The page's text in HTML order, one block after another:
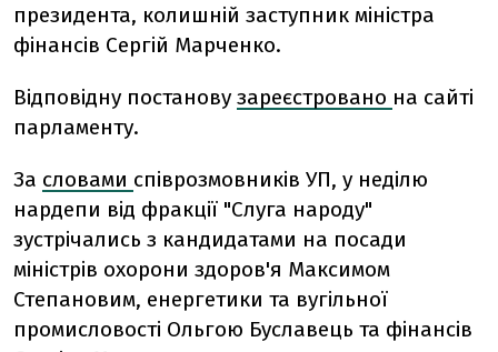
президента, колишній заступник міністра
фінансів Сергій Марченко.
Відповідну постанову зареєстровано на сайті
парламенту.
За словами співрозмовників УП, у неділю
нардепи від фракції "Слуга народу"
зустрічались з кандидатами на посади
міністрів охорони здоров'я Максимом
Степановим, енергетики та вугільної
промисловості Ольгою Буславець та фінансів